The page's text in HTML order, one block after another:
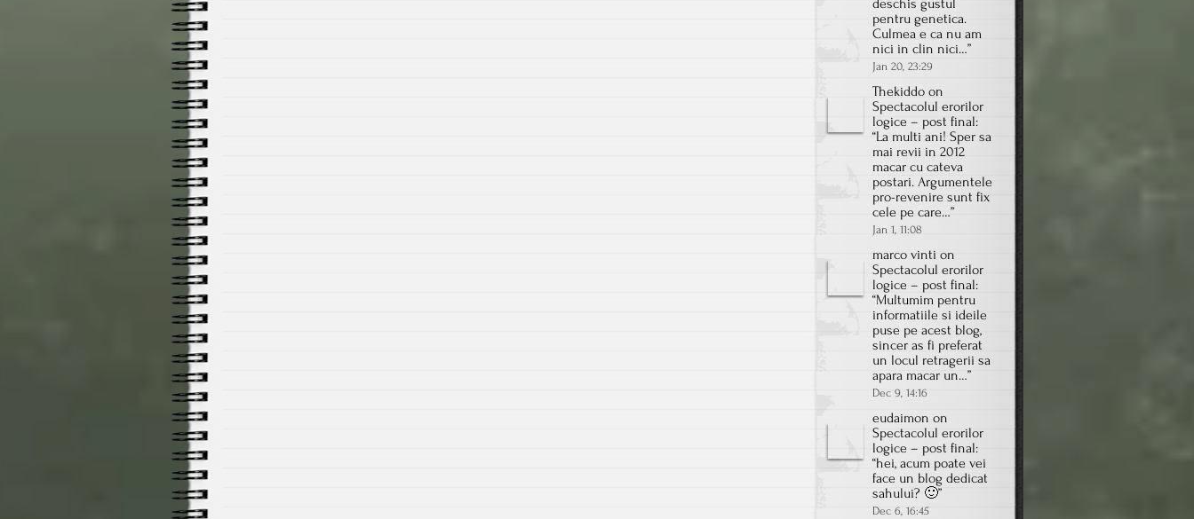
deschis gustul
pentru genetica.
Culmea e ca nu am
nici in clin nici…”
Jan 20, 23:29
Thekiddo on
Spectacolul erorilor
logice – post final:
“La multi ani! Sper sa
mai revii in 2012
macar cu cateva
postari. Argumentele
pro-revenire sunt fix
cele pe care…”
Jan 1, 11:08
marco vinti on
Spectacolul erorilor
logice – post final:
“Multumim pentru
informatiile si ideile
puse pe acest blog,
sincer as fi preferat
un locul retragerii sa
apara macar un…”
Dec 9, 14:16
eudaimon on
Spectacolul erorilor
logice – post final:
“hei, acum poate vei
face un blog dedicat
sahului? 🙂”
Dec 6, 16:45